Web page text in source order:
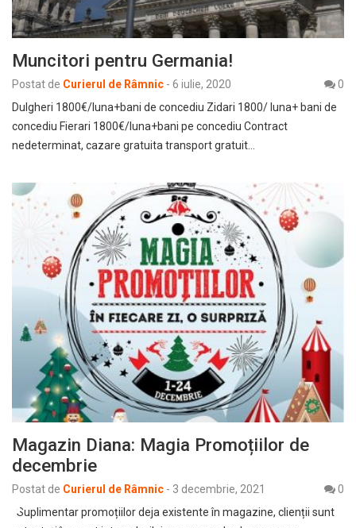
Muncitori pentru Germania!
Postat de Curierul de Râmnic - 6 iulie, 2020
0
Dulgheri 1800€/luna+bani de concediu Zidari 1800/ luna+ bani de
concediu Fierari 1800€/luna+bani pe concediu Contract
nedeterminat, cazare gratuita transport gratuit…
Magazin Diana: Magia Promoțiilor de
decembrie
Postat de Curierul de Râmnic - 3 decembrie, 2021
0
Suplimentar promoțiilor deja existente în magazine, clienții sunt